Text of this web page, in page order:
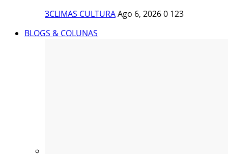
3CLIMAS CULTURAAgo 6, 20260 123
BLOGS & COLUNAS